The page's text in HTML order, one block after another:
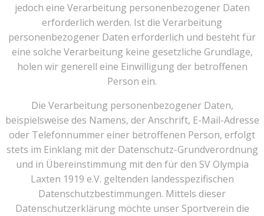
jedoch eine Verarbeitung personenbezogener Daten
erforderlich werden. Ist die Verarbeitung
personenbezogener Daten erforderlich und besteht für
eine solche Verarbeitung keine gesetzliche Grundlage,
holen wir generell eine Einwilligung der betroffenen
Person ein.
Die Verarbeitung personenbezogener Daten,
beispielsweise des Namens, der Anschrift, E-Mail-Adresse
oder Telefonnummer einer betroffenen Person, erfolgt
stets im Einklang mit der Datenschutz-Grundverordnung
und in Übereinstimmung mit den für den SV Olympia
Laxten 1919 e.V. geltenden landesspezifischen
Datenschutzbestimmungen. Mittels dieser
Datenschutzerklärung möchte unser Sportverein die